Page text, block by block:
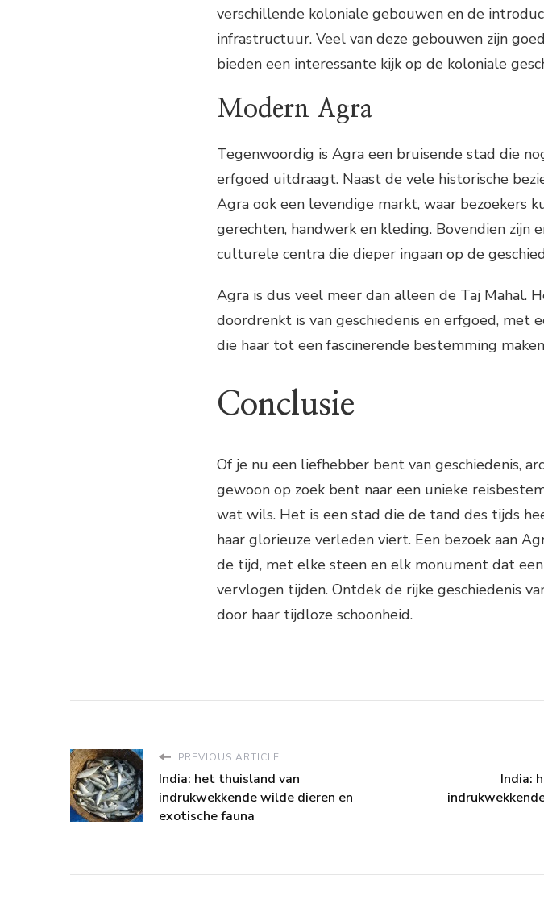
verschillende koloniale gebouwen en de
infrastructuur. Veel van deze gebouwen zijn
bieden een interessante kijk op de koloniale
Modern Agra
Tegenwoordig is Agra een bruisende stad die
erfgoed uitdraagt. Naast de vele historische
Agra ook een levendige markt, waar bezoekers
gerechten, handwerk en kleding. Bovendien zijn
culturele centra die dieper ingaan op de
Agra is dus veel meer dan alleen de Taj Mahal.
doordrenkt is van geschiedenis en erfgoed, met
die haar tot een fascinerende bestemming
Conclusie
Of je nu een liefhebber bent van geschiedenis,
gewoon op zoek bent naar een unieke
wat wils. Het is een stad die de tand des tijds
haar glorieuze verleden viert. Een bezoek aan
de tijd, met elke steen en elk monument dat
vervlogen tijden. Ontdek de rijke geschiedenis
door haar tijdloze schoonheid.
PREVIOUS ARTICLE
India: het thuisland van
indrukwekkende wilde dieren en
exotische fauna
India: